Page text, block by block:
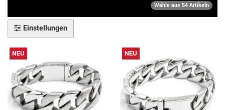
Wähle aus 54 Artikeln
Einstellungen
NEU NEU